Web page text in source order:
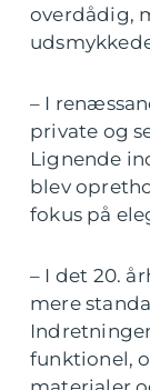
overdådig,
– I
private og
Lignende
blev
fokus på
– I det 20.
mere
funktionel,